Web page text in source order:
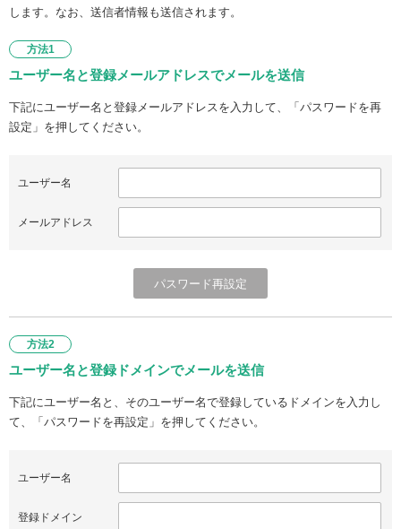
します。なお、送信者情報も送信されます。
方法1
ユーザー名と登録メールアドレスでメールを送信
下記にユーザー名と登録メールアドレスを入力して、「パスワードを再
設定」を押してください。
ユーザー名
メールアドレス
方法2
ユーザー名と登録ドメインでメールを送信
下記にユーザー名と、そのユーザー名で登録しているドメインを入力し
て、「パスワードを再設定」を押してください。
ユーザー名
登録ドメイン